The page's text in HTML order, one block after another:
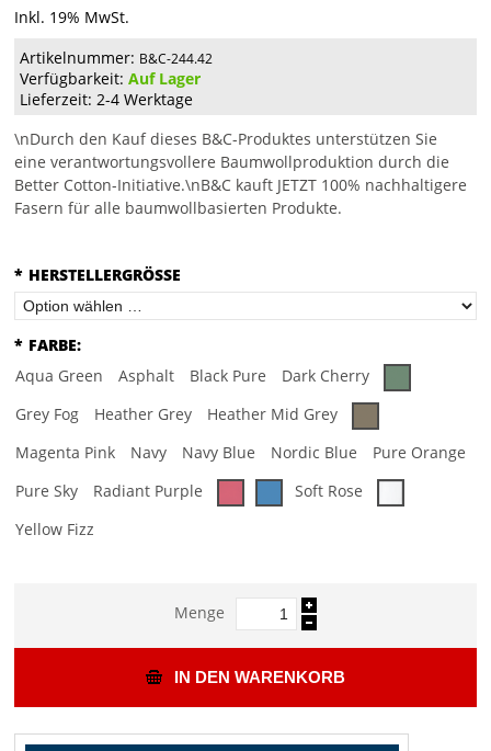
Inkl. 19% MwSt.
Artikelnummer: B&C-244.42
Verfügbarkeit:Auf Lager
Lieferzeit: 2-4 Werktage
\nDurch den Kauf dieses B&C-Produktes unterstützen Sie
eine verantwortungsvollere Baumwollproduktion durch die
Better Cotton-Initiative.\nB&C kauft JETZT 100% nachhaltigere
Fasern für alle baumwollbasierten Produkte.
* HERSTELLERGRÖSSE
* FARBE:
Aqua Green
Asphalt Black Pure
Dark Cherry
Grey Fog
Heather Grey
Heather Mid Grey
Magenta Pink
Navy Navy Blue Nordic Blue
Pure Orange
Pure Sky
Radiant Purple
Soft Rose
Yellow Fizz
Menge
IN DEN WARENKORB